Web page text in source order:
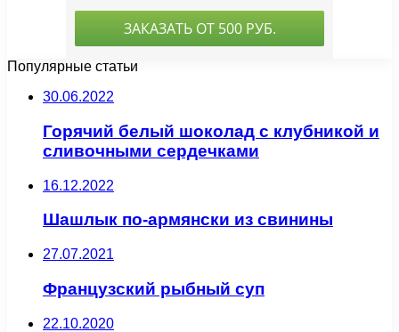
Популярные статьи
30.06.2022
Горячий белый шоколад с клубникой и
сливочными сердечками
16.12.2022
Шашлык по-армянски из свинины
27.07.2021
Французский рыбный суп
22.10.2020